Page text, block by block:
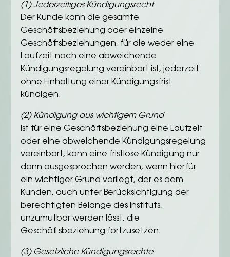
(1) Jederzeitiges Kündigungsrecht
Der Kunde kann die gesamte
Geschäftsbeziehung oder einzelne
Geschäftsbeziehungen, für die weder eine
Laufzeit noch eine abweichende
Kündigungsregelung vereinbart ist, jederzeit
ohne Einhaltung einer Kündigungsfrist
kündigen.
(2) Kündigung aus wichtigem Grund
Ist für eine Geschäftsbeziehung eine Laufzeit
oder eine abweichende Kündigungsregelung
vereinbart, kann eine fristlose Kündigung nur
dann ausgesprochen werden, wenn hierfür
ein wichtiger Grund vorliegt, der es dem
Kunden, auch unter Berücksichtigung der
berechtigten Belange des Instituts,
unzumutbar werden lässt, die
Geschäftsbeziehung fortzusetzen.
(3) Gesetzliche Kündigungsrechte